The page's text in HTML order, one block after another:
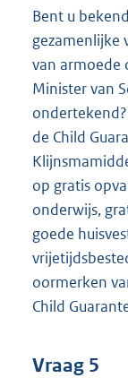
Bent u
gezamenlijke
van armoede
Minister van
de Child
op gratis
onderwijs,
goede
oormerken
Child
Vraag 5